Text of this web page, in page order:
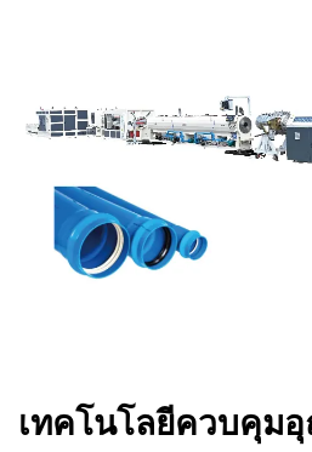
เทคโนโลยีควบคุม